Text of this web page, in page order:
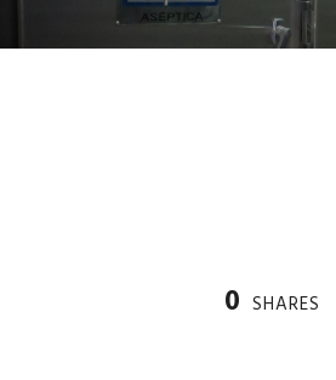
0 SHARES